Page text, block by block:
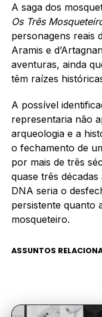
A saga dos
Os Três
personagens reais
Aramis e
aventuras, ainda
têm raízes
A possível
representaria não
arqueologia e a
o fechamento de
por mais de três
quase três
DNA seria o
persistente quanto
mosqueteiro.
ASSUNTOS